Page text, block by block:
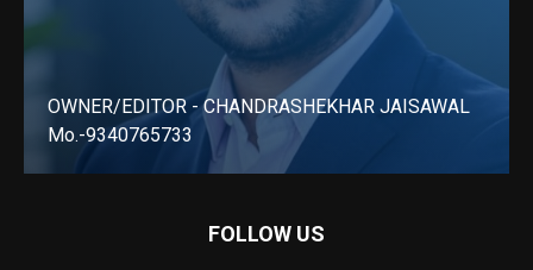
OWNER/EDITOR - CHANDRASHEKHAR JAISAWAL
Mo.-9340765733
FOLLOW US